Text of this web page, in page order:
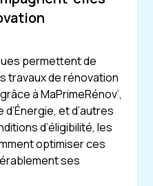
permettent de
travaux de rénovation
à MaPrimeRénov’,
et d’autres
d’éligibilité, les
optimiser ces
ses